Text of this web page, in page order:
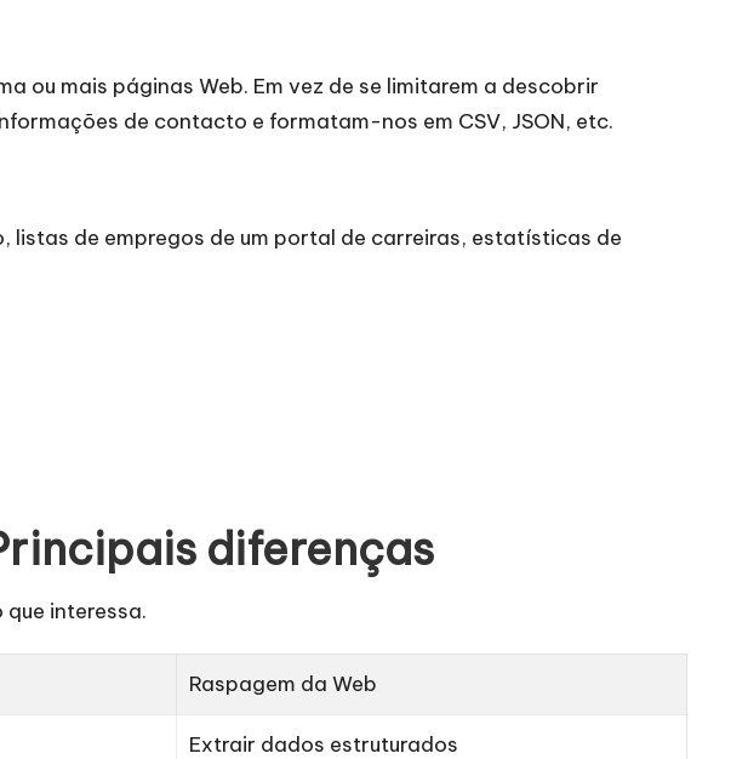
ou mais páginas Web. Em vez de se limitarem a descobrir
de contacto e formatam-nos em CSV, JSON, etc.
listas de empregos de um portal de carreiras, estatísticas de
diferenças
interessa.
Raspagem da Web
Extrair dados estruturados